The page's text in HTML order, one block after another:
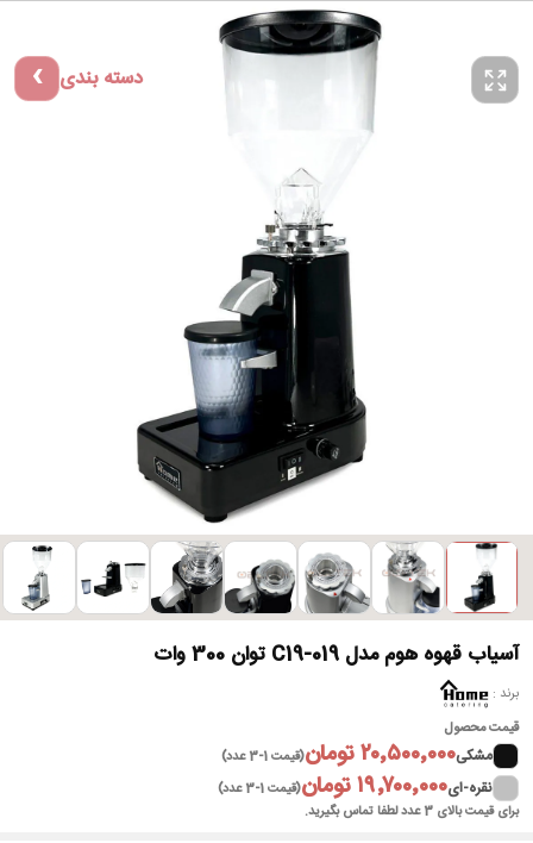
دسته بندی
آسیاب قهوه هوم مدل C19-019 توان 300 وات
برند
قیمت محصول
مشکی۲۰٬۵۰۰٬۰۰۰ تومان (قیمت 1-3 عدد)
نقره-ای۱۹٬۷۰۰٬۰۰۰ تومان
(قیمت 1-3 عدد)
برای قیمت بالای 3 عدد لطفا تماس بگیرید.